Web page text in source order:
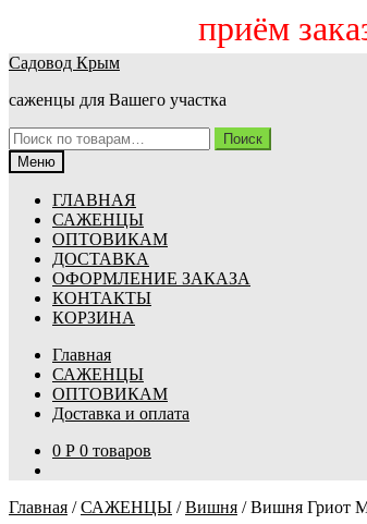
приём
Перейти
навигации
Перейти
содержимому
Садовод Крым
саженцы для Вашего участка
Искать:
Поиск
Меню
ГЛАВНАЯ
САЖЕНЦЫ
ОПТОВИКАМ
ДОСТАВКА
ОФОРМЛЕНИЕ ЗАКАЗА
КОНТАКТЫ
КОРЗИНА
Главная
САЖЕНЦЫ
ОПТОВИКАМ
Доставка и оплата
0 Р 0 товаров
Главная /САЖЕНЦЫ /Вишня /Вишня Гриот